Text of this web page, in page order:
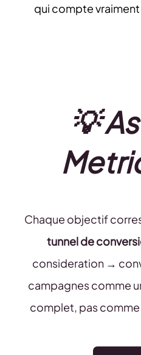
qui compte
💡
Chaque objectif
tunnel de
consideration →
campagnes comme
complet, pas